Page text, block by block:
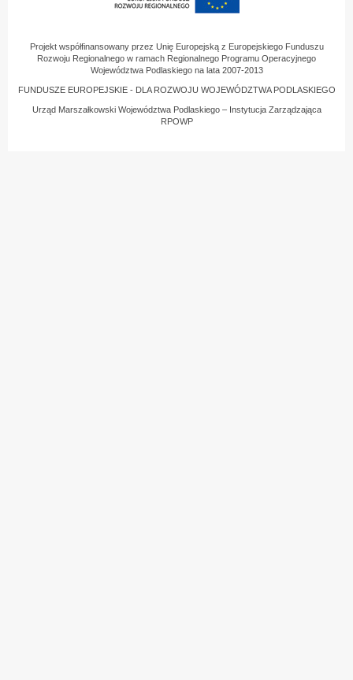
Projekt współfinansowany przez Unię Europejską z Europejskiego Funduszu
Rozwoju Regionalnego w ramach Regionalnego Programu Operacyjnego
Województwa Podlaskiego na lata 2007-2013
FUNDUSZE EUROPEJSKIE - DLA ROZWOJU WOJEWÓDZTWA PODLASKIEGO
Urząd Marszałkowski Województwa Podlaskiego – Instytucja Zarządzająca
RPOWP